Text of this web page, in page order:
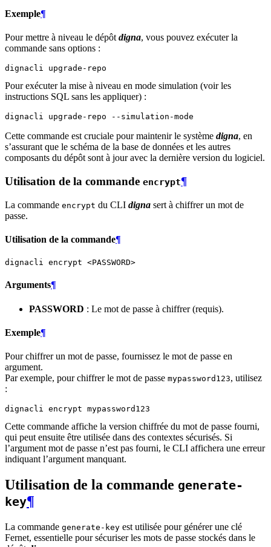
Exemple¶
Pour mettre à niveau le dépôt digna, vous pouvez exécuter la
commande sans options :
dignacli
Pour exécuter la mise à niveau en mode simulation (voir les
instructions SQL sans les appliquer) :
dignacli upgrade-repo
Cette commande est cruciale pour maintenir le système digna, en
s’assurant que le schéma de la base de données et les autres
composants du dépôt sont à jour avec la dernière version du logiciel.
Utilisation de la commande encrypt¶
La commande encrypt du CLI digna sert à chiffrer un mot de
passe.
Utilisation de la commande¶
dignacli encrypt
Arguments¶
PASSWORD : Le mot de passe à chiffrer (requis).
Exemple¶
Pour chiffrer un mot de passe, fournissez le mot de passe en
argument.
Par exemple, pour chiffrer le mot de passe mypassword123, utilisez
:
dignacli encrypt
Cette commande affiche la version chiffrée du mot de passe fourni,
qui peut ensuite être utilisée dans des contextes sécurisés. Si
l’argument mot de passe n’est pas fourni, le CLI affichera une erreur
indiquant l’argument manquant.
Utilisation de la commande generate-
key¶
La commande generate-key est utilisée pour générer une clé
Fernet, essentielle pour sécuriser les mots de passe stockés dans le